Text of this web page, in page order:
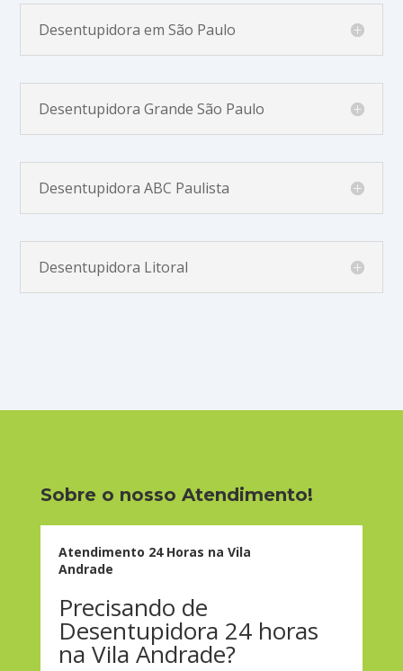
Desentupidora em São Paulo
Desentupidora Grande São Paulo
Desentupidora ABC Paulista
Desentupidora Litoral
Sobre o nosso Atendimento!
Atendimento 24 Horas na Vila
Andrade
Precisando de
Desentupidora 24 horas
na Vila Andrade?